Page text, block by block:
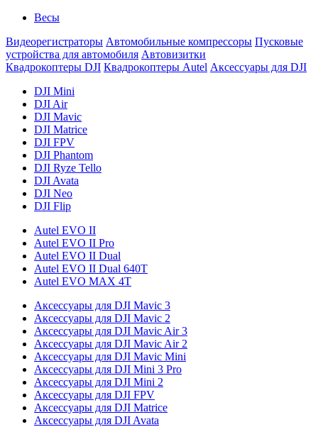
Весы
Видеорегистраторы Автомобильные компрессоры Пусковые
устройства для автомобиля Автовизитки
Квадрокоптеры DJI Квадрокоптеры Autel Аксессуары для DJI
DJI Mini
DJI Air
DJI Mavic
DJI Matrice
DJI FPV
DJI Phantom
DJI Ryze Tello
DJI Avata
DJI Neo
DJI Flip
Autel EVO II
Autel EVO II Pro
Autel EVO II Dual
Autel EVO II Dual 640T
Autel EVO MAX 4T
Аксессуары для DJI Mavic 3
Аксессуары для DJI Mavic 2
Аксессуары для DJI Mavic Air 3
Аксессуары для DJI Mavic Air 2
Аксессуары для DJI Mavic Mini
Аксессуары для DJI Mini 3 Pro
Аксессуары для DJI Mini 2
Аксессуары для DJI FPV
Аксессуары для DJI Matrice
Аксессуары для DJI Avata